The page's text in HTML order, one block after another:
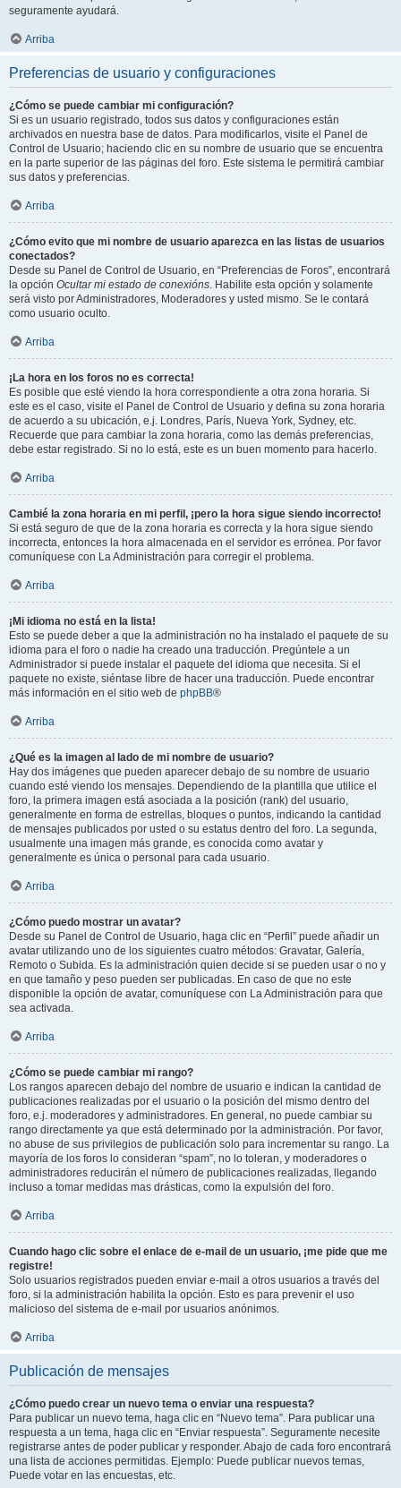
seguramente ayudará.
Arriba
Preferencias de usuario y configuraciones
¿Cómo se puede cambiar mi configuración?
Si es un usuario registrado, todos sus datos y configuraciones están
archivados en nuestra base de datos. Para modificarlos, visite el Panel de
Control de Usuario; haciendo clic en su nombre de usuario que se encuentra
en la parte superior de las páginas del foro. Este sistema le permitirá cambiar
sus datos y preferencias.
Arriba
¿Cómo evito que mi nombre de usuario aparezca en las listas de usuarios
conectados?
Desde su Panel de Control de Usuario, en “Preferencias de Foros”, encontrará
la opción Ocultar mi estado de conexións. Habilite esta opción y solamente
será visto por Administradores, Moderadores y usted mismo. Se le contará
como usuario oculto.
Arriba
¡La hora en los foros no es correcta!
Es posible que esté viendo la hora correspondiente a otra zona horaria. Si
este es el caso, visite el Panel de Control de Usuario y defina su zona horaria
de acuerdo a su ubicación, e.j. Londres, París, Nueva York, Sydney, etc.
Recuerde que para cambiar la zona horaria, como las demás preferencias,
debe estar registrado. Si no lo está, este es un buen momento para hacerlo.
Arriba
Cambié la zona horaria en mi perfil, ¡pero la hora sigue siendo incorrecto!
Si está seguro de que de la zona horaria es correcta y la hora sigue siendo
incorrecta, entonces la hora almacenada en el servidor es errónea. Por favor
comuníquese con La Administración para corregir el problema.
Arriba
¡Mi idioma no está en la lista!
Esto se puede deber a que la administración no ha instalado el paquete de su
idioma para el foro o nadie ha creado una traducción. Pregúntele a un
Administrador si puede instalar el paquete del idioma que necesita. Si el
paquete no existe, siéntase libre de hacer una traducción. Puede encontrar
más información en el sitio web de phpBB®
Arriba
¿Qué es la imagen al lado de mi nombre de usuario?
Hay dos imágenes que pueden aparecer debajo de su nombre de usuario
cuando esté viendo los mensajes. Dependiendo de la plantilla que utilice el
foro, la primera imagen está asociada a la posición (rank) del usuario,
generalmente en forma de estrellas, bloques o puntos, indicando la cantidad
de mensajes publicados por usted o su estatus dentro del foro. La segunda,
usualmente una imagen más grande, es conocida como avatar y
generalmente es única o personal para cada usuario.
Arriba
¿Cómo puedo mostrar un avatar?
Desde su Panel de Control de Usuario, haga clic en “Perfil” puede añadir un
avatar utilizando uno de los siguientes cuatro métodos: Gravatar, Galería,
Remoto o Subida. Es la administración quien decide si se pueden usar o no y
en que tamaño y peso pueden ser publicadas. En caso de que no este
disponible la opción de avatar, comuníquese con La Administración para que
sea activada.
Arriba
¿Cómo se puede cambiar mi rango?
Los rangos aparecen debajo del nombre de usuario e indican la cantidad de
publicaciones realizadas por el usuario o la posición del mismo dentro del
foro, e.j. moderadores y administradores. En general, no puede cambiar su
rango directamente ya que está determinado por la administración. Por favor,
no abuse de sus privilegios de publicación solo para incrementar su rango. La
mayoría de los foros lo consideran “spam”, no lo toleran, y moderadores o
administradores reducirán el número de publicaciones realizadas, llegando
incluso a tomar medidas mas drásticas, como la expulsión del foro.
Arriba
Cuando hago clic sobre el enlace de e-mail de un usuario, ¡me pide que me
registre!
Solo usuarios registrados pueden enviar e-mail a otros usuarios a través del
foro, si la administración habilita la opción. Esto es para prevenir el uso
malicioso del sistema de e-mail por usuarios anónimos.
Arriba
Publicación de mensajes
¿Cómo puedo crear un nuevo tema o enviar una respuesta?
Para publicar un nuevo tema, haga clic en “Nuevo tema”. Para publicar una
respuesta a un tema, haga clic en “Enviar respuesta”. Seguramente necesite
registrarse antes de poder publicar y responder. Abajo de cada foro encontrará
una lista de acciones permitidas. Ejemplo: Puede publicar nuevos temas,
Puede votar en las encuestas, etc.